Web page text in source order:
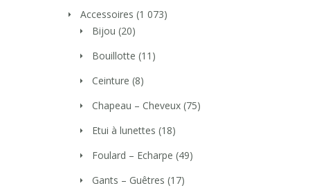
Accessoires (1 073)
Bijou (20)
Bouillotte (11)
Ceinture (8)
Chapeau – Cheveux (75)
Etui à lunettes (18)
Foulard – Echarpe (49)
Gants – Guêtres (17)